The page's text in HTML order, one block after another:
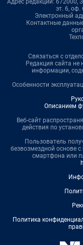
Адрес редакции: 672000,
эт. 6, оф.
Электронный
Контактные
Связаться с
Редакция сайта не
информации,
Особенности
Описанием
Веб-сайт
действия по
Пользователь
безвозмездной основе
смартфона или
Политика